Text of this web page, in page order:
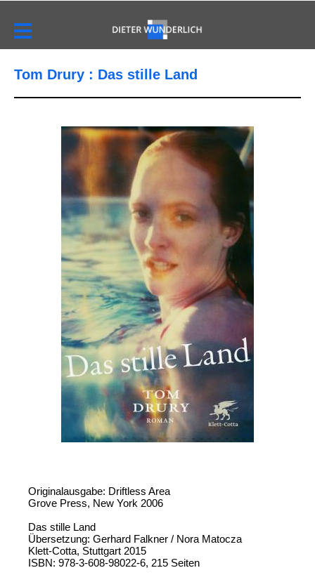
Tom Drury : Das stille Land
Originalausgabe: Driftless Area
Grove Press, New York 2006
Das stille Land
Übersetzung: Gerhard Falkner / Nora Matocza
Klett-Cotta, Stuttgart 2015
ISBN: 978-3-608-98022-6, 215 Seiten